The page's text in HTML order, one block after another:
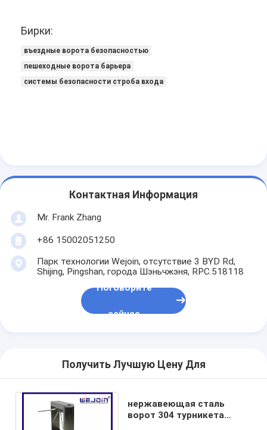
О нас
Экскурсия по заводу
Случаи
Поговорите сейчас
Турникет
Автоматический шлагбаум ворота
Бирки:
въездные ворота безопасностью
пешеходные ворота барьера
системы безопасности строба входа
Контактная Информация
Mr. Frank Zhang
+86 15002051250
Парк технологии Wejoin, отсутствие 3 BYD Rd,
Shijing, Pingshan, города Шэньчжэня, RPC.518118
Поговорите
сейчас
Получить Лучшую Цену Для
нержавеющая сталь
ворот 304 турникета